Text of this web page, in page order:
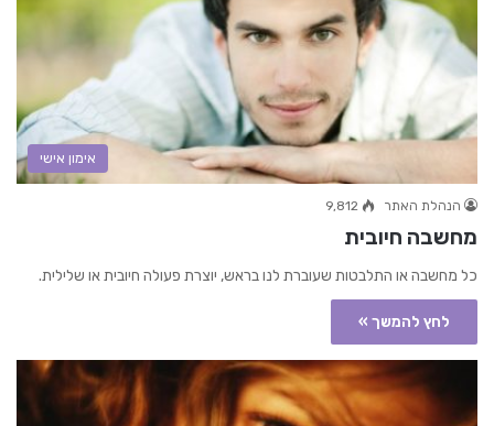
אימון אישי
הנהלת האתר 9,812
מחשבה חיובית
כל מחשבה או התלבטות שעוברת לנו בראש, יוצרת פעולה חיובית או שלילית.
לחץ להמשך »